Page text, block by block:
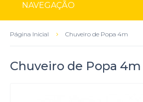
NAVEGAÇÃO
Página Inicial Chuveiro de Popa 4m
Chuveiro de Popa 4m